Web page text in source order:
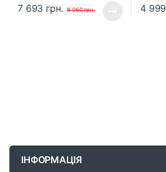
7 693 грн. 8 050грн. 4 999
ІНФОРМАЦІЯ